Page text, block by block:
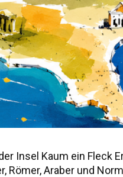
Insel Kaum ein Fleck
Römer, Araber und